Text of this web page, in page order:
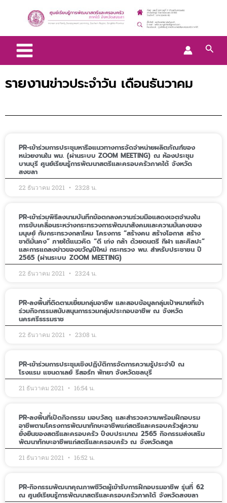
Main
Menu
รายงานข่าวประจำวัน เดือนธันวาคม
PR-เข้าร่วมการประชุมหารือแนวทางการจัดจำหน่ายผลิตภัณฑ์ของ
หน่วยงานใน พม. (ผ่านระบบ ZOOM MEETING) ณ ห้องประชุม
บานบุรี ศูนย์เรียนรู้การพัฒนาสตรีและครอบครัวภาคใต้ จังหวัด
สงขลา
22 ธันวาคม 2021 23:28 น.
PR-เข้าร่วมพิธีลงนามบันทึกข้อตกลงความร่วมมือแสดงเจตจำนงใน
การขับเคลื่อนระหว่างกระทรวงการพัฒนาสังคมและความมั่นคงของ
มนุษย์ กับกระทรวงกลาโหม โครงการ “สร้างคน สร้างโอกาส สร้าง
ชาติมั่นคง” ภายใต้แนวคิด “ดี เก่ง กล้า ด้วยดนตรี กีฬา และศิลปะ”
และการแถลงข่าวของขวัญปีใหม่ กระทรวง พม. สำหรับประชาชน ปี
2565 (ผ่านระบบ ZOOM MEETING)
22 ธันวาคม 2021 23:24 น.
PR-ลงพื้นที่ติดตามเยี่ยมกลุ่มอาชีพ และสอบข้อมูลกลุ่มเป้าหมายที่เข้า
ร่วมกิจกรรมสนับสนุนการรวมกลุ่มประกอบอาชีพ ณ จังหวัด
นครศรีธรรมราช
22 ธันวาคม 2021 23:08 น.
PR-เข้าร่วมการประชุมเชิงปฏิบัติการจัดการความรู้ประจำปี ณ
โรงแรม แซนดาเลย์ รีสอร์ท พัทยา จังหวัดชลบุรี
21 ธันวาคม 2021 16:54 น.
PR-ลงพื้นที่เปิดกิจกรรม มอบวัสดุ และสำรวจความพร้อมฝึกอบรม
อาชีพตามโครงการพัฒนาทักษะอาชีพแก่สตรีและครอบครัวสู่ความ
ยั่งยืนของสตรีและครอบครัว ปีงบประมาณ 2565 กิจกรรมส่งเสริม
พัฒนาทักษะอาชีพแก่สตรีและครอบครัว ณ จังหวัดสตูล
21 ธันวาคม 2021 16:52 น.
PR-กิจกรรมพัฒนาคุณภาพชีวิตผู้เข้ารับการฝึกอบรมอาชีพ รุ่นที่ 62
ณ ศูนย์เรียนรู้การพัฒนาสตรีและครอบครัวภาคใต้ จังหวัดสงขลา
a
g
a
g
a
g
a
g